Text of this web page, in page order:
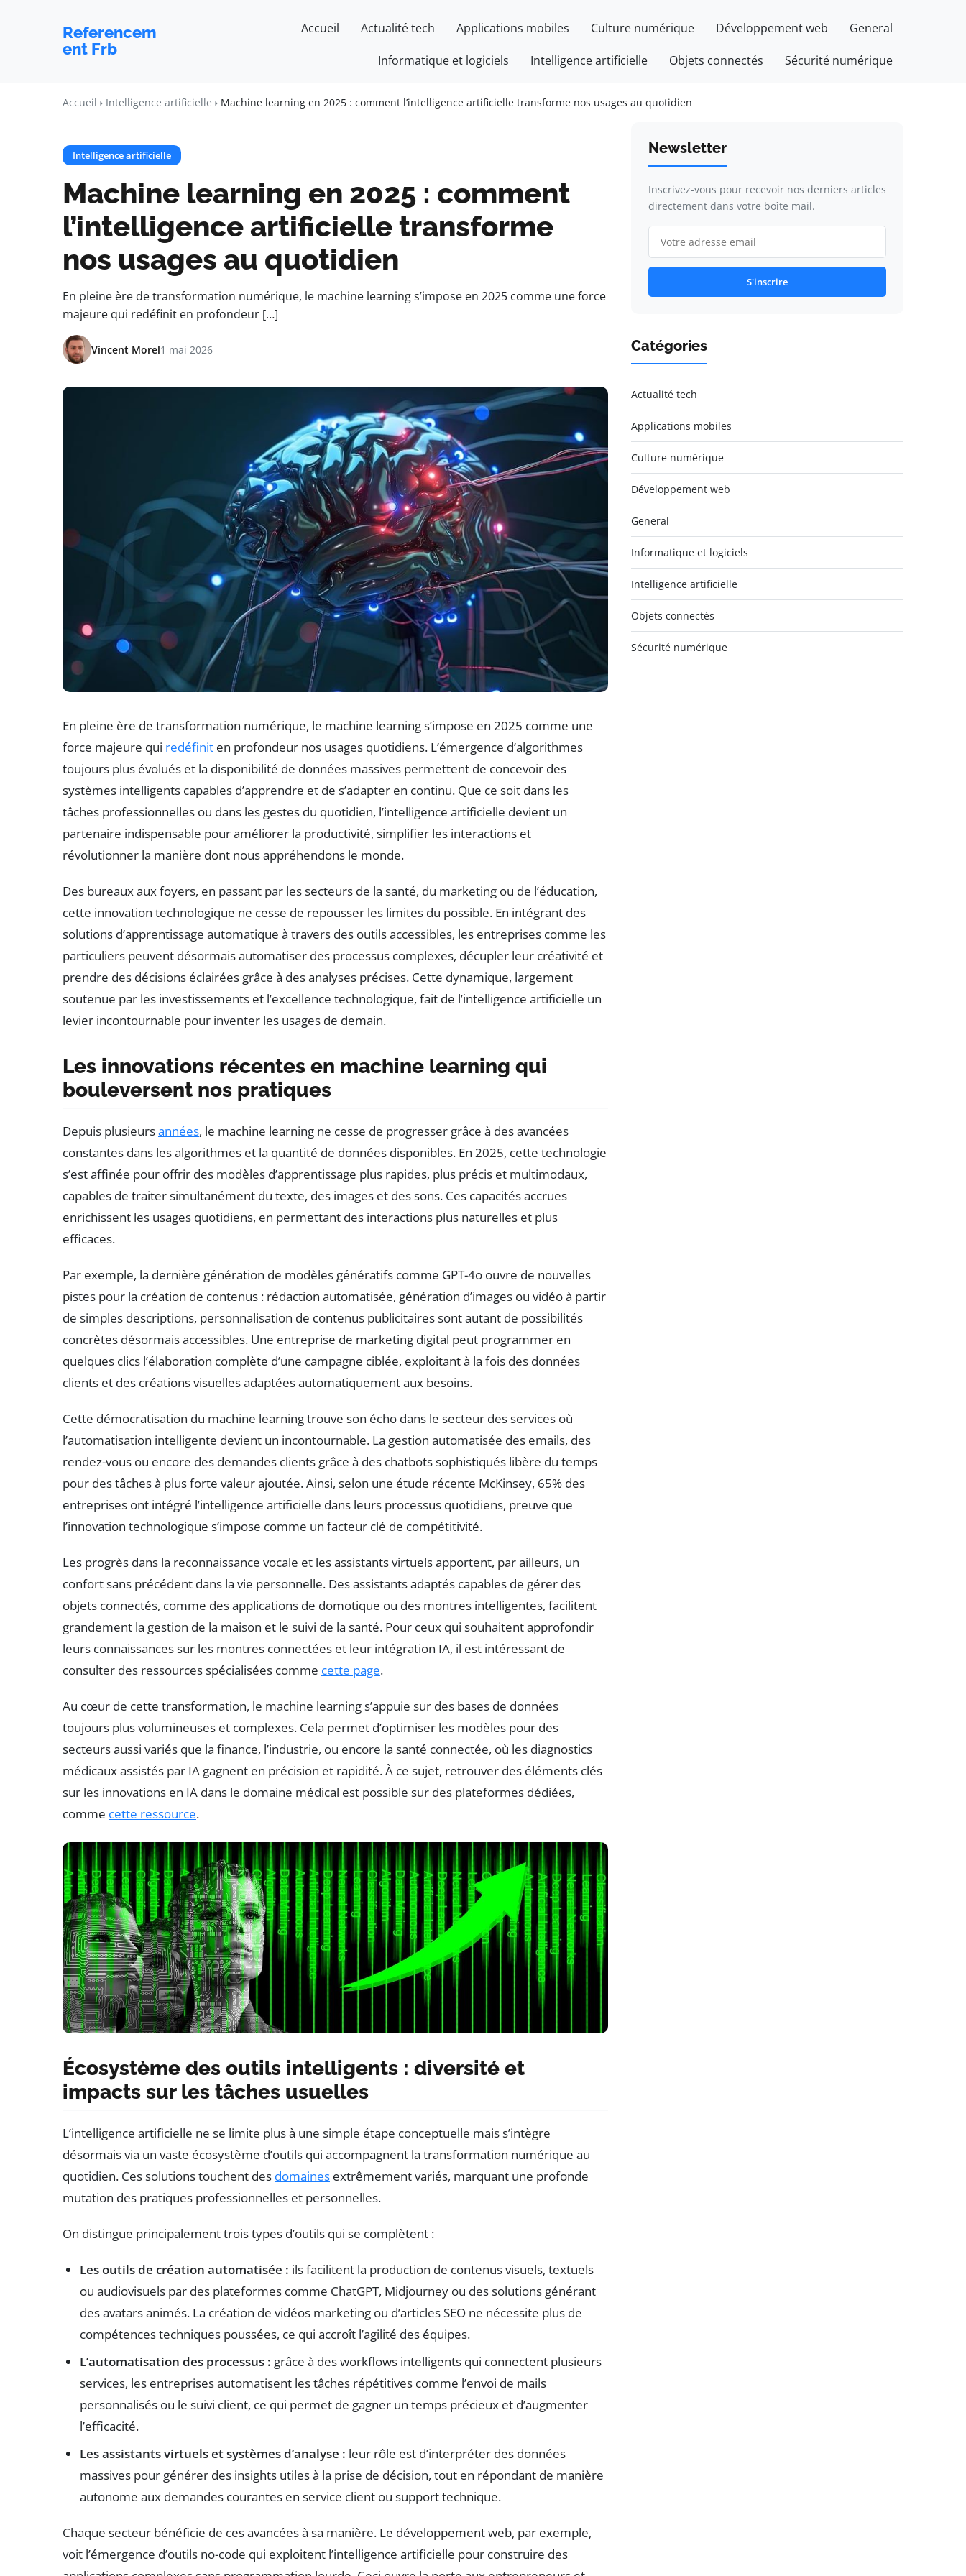
Referencem
ent Frb
Accueil Actualité tech Applications mobiles Culture numérique Développement web General
Informatique et logiciels Intelligence artificielle Objets connectés Sécurité numérique
Accueil Intelligence artificielle Machine learning en 2025 : comment l’intelligence artificielle transforme nos usages au quotidien
Intelligence artificielle
Machine learning en 2025 : comment
l’intelligence artificielle transforme
nos usages au quotidien
En pleine ère de transformation numérique, le machine learning s’impose en 2025 comme une force
majeure qui redéfinit en profondeur […]
Vincent Morel1 mai 2026
En pleine ère de transformation numérique, le machine learning s’impose en 2025 comme une
force majeure qui redéfinit en profondeur nos usages quotidiens. L’émergence d’algorithmes
toujours plus évolués et la disponibilité de données massives permettent de concevoir des
systèmes intelligents capables d’apprendre et de s’adapter en continu. Que ce soit dans les
tâches professionnelles ou dans les gestes du quotidien, l’intelligence artificielle devient un
partenaire indispensable pour améliorer la productivité, simplifier les interactions et
révolutionner la manière dont nous appréhendons le monde.
Des bureaux aux foyers, en passant par les secteurs de la santé, du marketing ou de l’éducation,
cette innovation technologique ne cesse de repousser les limites du possible. En intégrant des
solutions d’apprentissage automatique à travers des outils accessibles, les entreprises comme les
particuliers peuvent désormais automatiser des processus complexes, décupler leur créativité et
prendre des décisions éclairées grâce à des analyses précises. Cette dynamique, largement
soutenue par les investissements et l’excellence technologique, fait de l’intelligence artificielle un
levier incontournable pour inventer les usages de demain.
Les innovations récentes en machine learning qui
bouleversent nos pratiques
Depuis plusieursannées, le machine learning ne cesse de progresser grâce à des avancées
constantes dans les algorithmes et la quantité de données disponibles. En 2025, cette technologie
s’est affinée pour offrir des modèles d’apprentissage plus rapides, plus précis et multimodaux,
capables de traiter simultanément du texte, des images et des sons. Ces capacités accrues
enrichissent les usages quotidiens, en permettant des interactions plus naturelles et plus
efficaces.
Par exemple, la dernière génération de modèles génératifs comme GPT-4o ouvre de nouvelles
pistes pour la création de contenus : rédaction automatisée, génération d’images ou vidéo à partir
de simples descriptions, personnalisation de contenus publicitaires sont autant de possibilités
concrètes désormais accessibles. Une entreprise de marketing digital peut programmer en
quelques clics l’élaboration complète d’une campagne ciblée, exploitant à la fois des données
clients et des créations visuelles adaptées automatiquement aux besoins.
Cette démocratisation du machine learning trouve son écho dans le secteur des services où
l’automatisation intelligente devient un incontournable. La gestion automatisée des emails, des
rendez-vous ou encore des demandes clients grâce à des chatbots sophistiqués libère du temps
pour des tâches à plus forte valeur ajoutée. Ainsi, selon une étude récente McKinsey, 65% des
entreprises ont intégré l’intelligence artificielle dans leurs processus quotidiens, preuve que
l’innovation technologique s’impose comme un facteur clé de compétitivité.
Les progrès dans la reconnaissance vocale et les assistants virtuels apportent, par ailleurs, un
confort sans précédent dans la vie personnelle. Des assistants adaptés capables de gérer des
objets connectés, comme des applications de domotique ou des montres intelligentes, facilitent
grandement la gestion de la maison et le suivi de la santé. Pour ceux qui souhaitent approfondir
leurs connaissances sur les montres connectées et leur intégration IA, il est intéressant de
consulter des ressources spécialisées comme cette page.
Au cœur de cette transformation, le machine learning s’appuie sur des bases de données
toujours plus volumineuses et complexes. Cela permet d’optimiser les modèles pour des
secteurs aussi variés que la finance, l’industrie, ou encore la santé connectée, où les diagnostics
médicaux assistés par IA gagnent en précision et rapidité. À ce sujet, retrouver des éléments clés
sur les innovations en IA dans le domaine médical est possible sur des plateformes dédiées,
comme cette ressource.
Écosystème des outils intelligents : diversité et
impacts sur les tâches usuelles
L’intelligence artificielle ne se limite plus à une simple étape conceptuelle mais s’intègre
désormais via un vaste écosystème d’outils qui accompagnent la transformation numérique au
quotidien. Ces solutions touchent des domaines extrêmement variés, marquant une profonde
mutation des pratiques professionnelles et personnelles.
On distingue principalement trois types d’outils qui se complètent :
Les outils de création automatisée : ils facilitent la production de contenus visuels, textuels
ou audiovisuels par des plateformes comme ChatGPT, Midjourney ou des solutions générant
des avatars animés. La création de vidéos marketing ou d’articles SEO ne nécessite plus de
compétences techniques poussées, ce qui accroît l’agilité des équipes.
L’automatisation des processus : grâce à des workflows intelligents qui connectent plusieurs
services, les entreprises automatisent les tâches répétitives comme l’envoi de mails
personnalisés ou le suivi client, ce qui permet de gagner un temps précieux et d’augmenter
l’efficacité.
Les assistants virtuels et systèmes d’analyse : leur rôle est d’interpréter des données
massives pour générer des insights utiles à la prise de décision, tout en répondant de manière
autonome aux demandes courantes en service client ou support technique.
Chaque secteur bénéficie de ces avancées à sa manière. Le développement web, par exemple,
voit l’émergence d’outils no-code qui exploitent l’intelligence artificielle pour construire des
Newsletter
Inscrivez-vous pour recevoir nos derniers articles
directement dans votre boîte mail.
S'inscrire
Catégories
Actualité tech
Applications mobiles
Culture numérique
Développement web
General
Informatique et logiciels
Intelligence artificielle
Objets connectés
Sécurité numérique